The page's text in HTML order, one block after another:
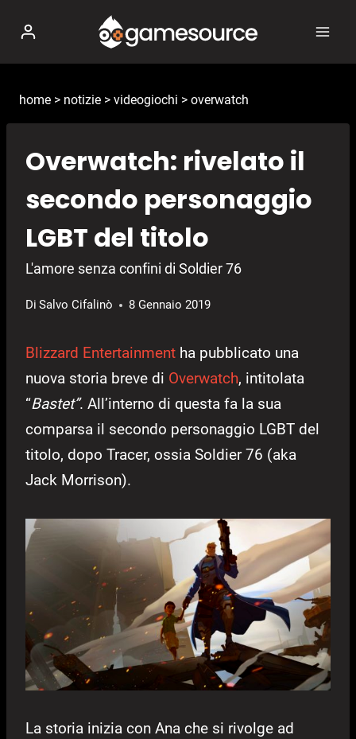
contenuto
home > notizie > videogiochi > overwatch
Overwatch: rivelato il
secondo personaggio
LGBT del titolo
L'amore senza confini di Soldier 76
Di Salvo Cifalinò 8 Gennaio 2019
Blizzard Entertainment ha pubblicato una
nuova storia breve di Overwatch, intitolata
“Bastet”. All’interno di questa fa la sua
comparsa il secondo personaggio LGBT del
titolo, dopo Tracer, ossia Soldier 76 (aka
Jack Morrison).
La storia inizia con Ana che si rivolge ad